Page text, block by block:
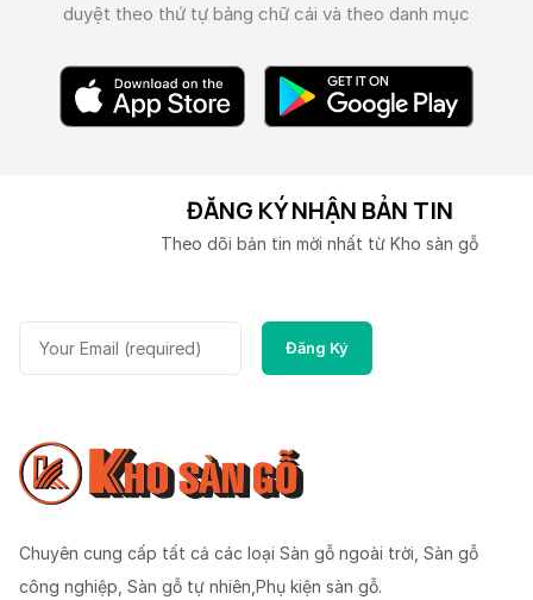
duyệt theo thứ tự bảng chữ cái và theo danh mục
ĐĂNG KÝ NHẬN BẢN TIN
Theo dõi bản tin mời nhất từ Kho sàn gỗ
Chuyên cung cấp tất cả các loại Sàn gỗ ngoài trời, Sàn gỗ
công nghiệp, Sàn gỗ tự nhiên,Phụ kiện sàn gỗ.